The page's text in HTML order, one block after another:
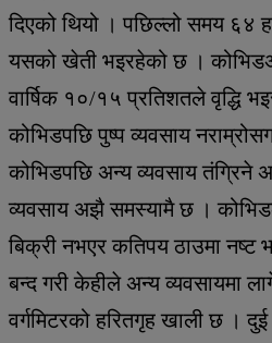
दिएको थियो । पछिल्लो समय ६४
यसको खेती भइरहेको छ ।
वार्षिक १०/१५ प्रतिशतले वृद्धि
कोभिडपछि पुष्प व्यवसाय
कोभिडपछि अन्य व्यवसाय तंग्रिने
व्यवसाय अझै समस्यामै छ ।
बिक्री नभएर कतिपय ठाउमा नष्ट
बन्द गरी केहीले अन्य व्यवसायमा
वर्गमिटरको हरितगृह खाली छ । दुई